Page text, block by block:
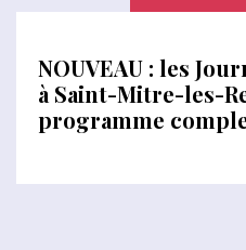
NOUVEAU : les
à Saint-Mitre-les-
programme